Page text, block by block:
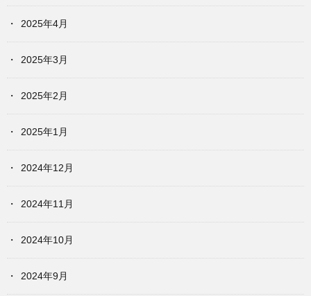
2025年4月
2025年3月
2025年2月
2025年1月
2024年12月
2024年11月
2024年10月
2024年9月